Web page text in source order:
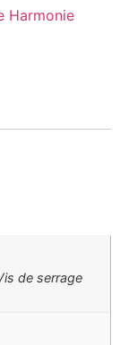
Harmonie
de serrage